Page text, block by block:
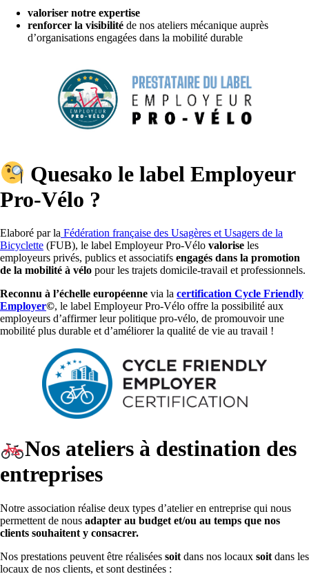
valoriser notre expertise
renforcer la visibilité de nos ateliers mécanique auprès
d’organisations engagées dans la mobilité durable
Quesako le label Employeur
Pro-Vélo ?
Elaboré par la Fédération française des Usagères et Usagers de la
Bicyclette (FUB), le label Employeur Pro-Vélo valorise les
employeurs privés, publics et associatifs engagés dans la promotion
de la mobilité à vélo pour les trajets domicile-travail et professionnels.
Reconnu à l’échelle européenne via la certification Cycle Friendly
Employer©, le label Employeur Pro-Vélo offre la possibilité aux
employeurs d’affirmer leur politique pro-vélo, de promouvoir une
mobilité plus durable et d’améliorer la qualité de vie au travail !
Nos ateliers à destination des
entreprises
Notre association réalise deux types d’atelier en entreprise qui nous
permettent de nous adapter au budget et/ou au temps que nos
clients souhaitent y consacrer.
Nos prestations peuvent être réalisées soit dans nos locaux soit dans les
locaux de nos clients, et sont destinées :